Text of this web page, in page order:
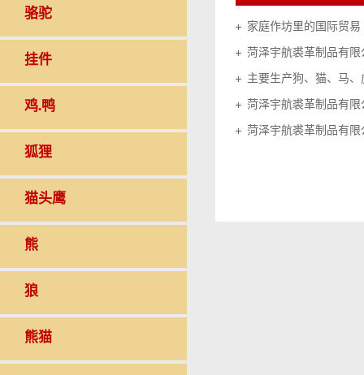
骆驼
挂件
鸡.鸭
狐狸
猫头鹰
熊
狼
熊猫
家庭作坊里的国际贸易
菏泽宇航裘革制品有
菏泽宇航裘革制品有限
菏泽宇航裘革制品有限